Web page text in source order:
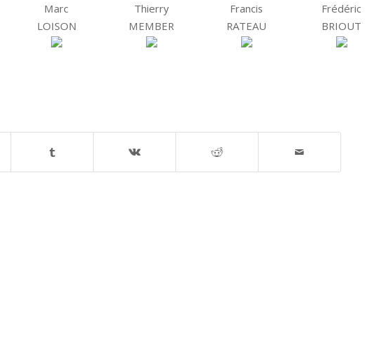
Marc
LOISON
Thierry
MEMBER
Francis
RATEAU
Frédéric
BRIOUT